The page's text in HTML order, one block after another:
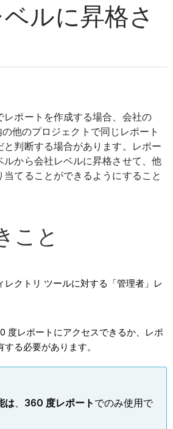
ルに昇格さ
レポートを作成する場合、会社の
他のプロジェクトで同じレポート
と判断する場合があります。レポー
ルから会社レベルに昇格させて、他
てることができるようにすること
こと
レクトリ ツールに対する「管理者」レ
度レポートにアクセスできるか、レポ
る必要があります。
は 360 度レポート でのみ使用で